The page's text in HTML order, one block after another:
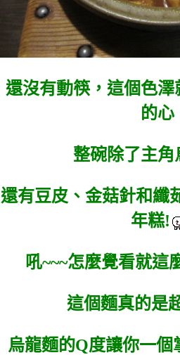
還沒有動筷，這個色
的心
整碗除了主角
還有豆皮、金菇針和纖
年糕!
吼~~~怎麼覺看就這
這個麵真的是
烏龍麵的Q度讓你一個